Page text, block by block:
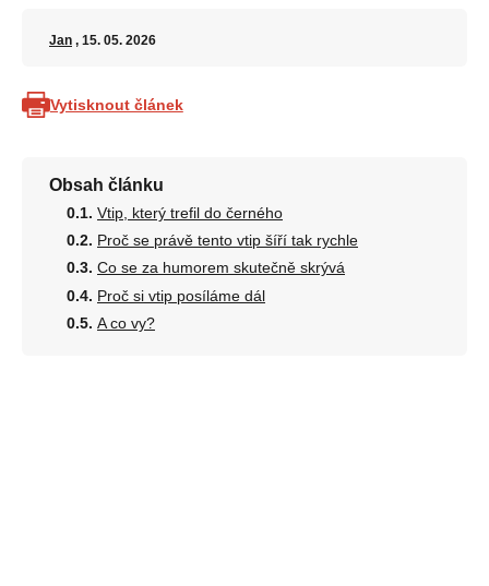
Jan , 15. 05. 2026
Vytisknout článek
Obsah článku
Vtip, který trefil do černého
Proč se právě tento vtip šíří tak rychle
Co se za humorem skutečně skrývá
Proč si vtip posíláme dál
A co vy?